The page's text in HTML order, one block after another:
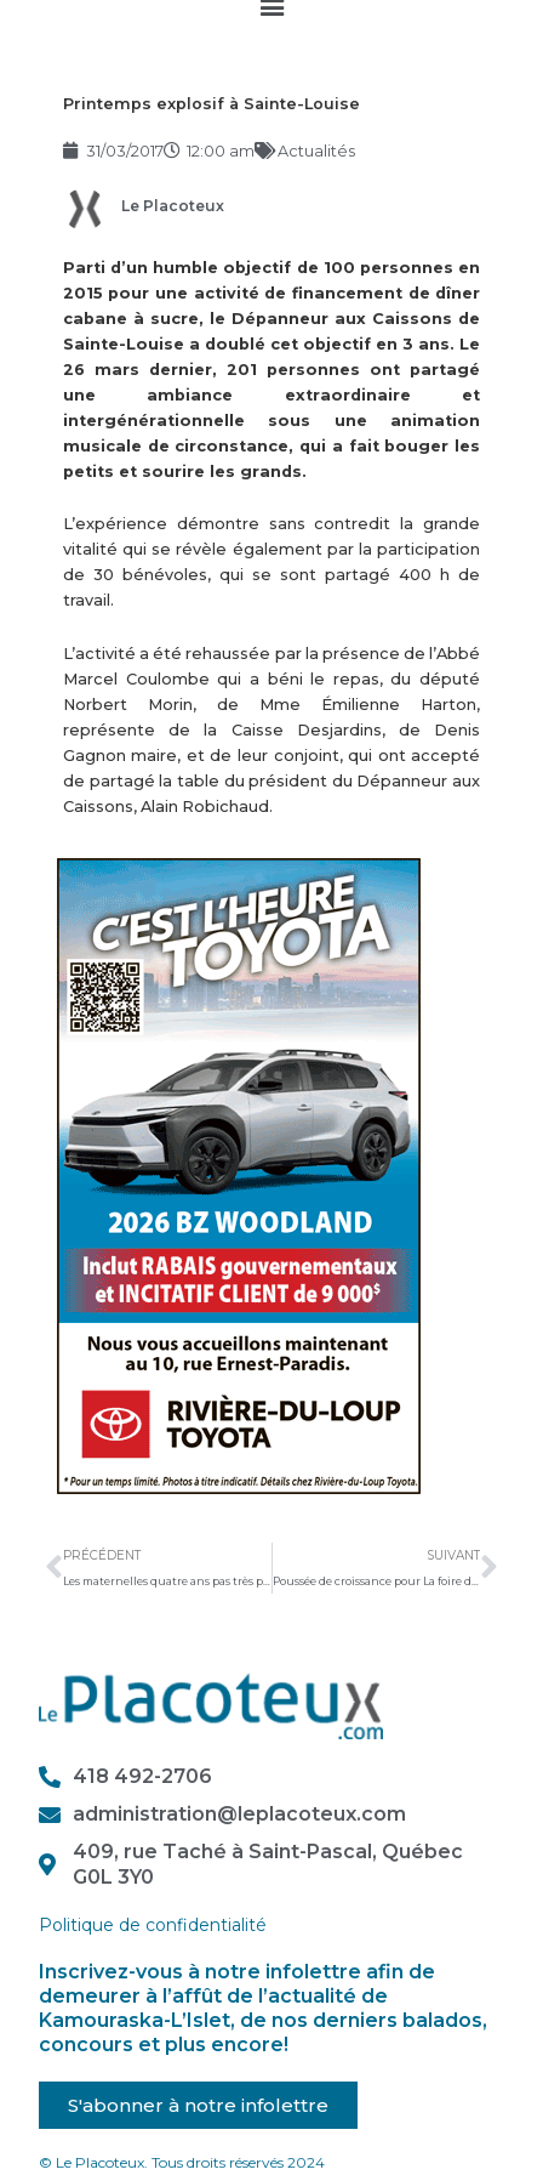
Printemps explosif à Sainte-Louise
31/03/2017 12:00 am Actualités
Le Placoteux
Parti d’un humble objectif de 100 personnes en
2015 pour une activité de financement de dîner
cabane à sucre, le Dépanneur aux Caissons de
Sainte-Louise a doublé cet objectif en 3 ans. Le
26 mars dernier, 201 personnes ont partagé
une ambiance extraordinaire et
intergénérationnelle sous une animation
musicale de circonstance, qui a fait bouger les
petits et sourire les grands.
L’expérience démontre sans contredit la grande
vitalité qui se révèle également par la participation
de 30 bénévoles, qui se sont partagé 400 h de
travail.
L’activité a été rehaussée par la présence de l’Abbé
Marcel Coulombe qui a béni le repas, du député
Norbert Morin, de Mme Émilienne Harton,
représente de la Caisse Desjardins, de Denis
Gagnon maire, et de leur conjoint, qui ont accepté
de partagé la table du président du Dépanneur aux
Caissons, Alain Robichaud.
PRÉCÉDENT
Les maternelles quatre ans pas très populaires dans la région
SUIVANT
418 492-2706
administration@leplacoteux.com
409, rue Taché à Saint-Pascal, Québec
G0L 3Y0
Politique de confidentialité
Inscrivez-vous à notre infolettre afin de
demeurer à l’affût de l’actualité de
Kamouraska-L’Islet, de nos derniers balados,
concours et plus encore!
S'abonner à notre infolettre
© Le Placoteux. Tous droits réservés 2024